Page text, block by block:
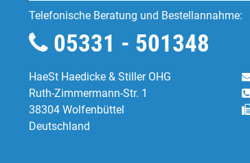
Telefonische Beratung und Bestellannahme:
05331 - 501348
HaeSt Haedicke & Stiller OHG
Ruth-Zimmermann-Str. 1
38304 Wolfenbüttel
Deutschland